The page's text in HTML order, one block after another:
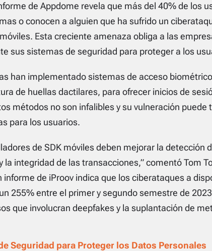
de Appdome revela que más del 40% de los
o conocen a alguien que ha sufrido un
Esta creciente amenaza obliga a las
sus sistemas de seguridad para proteger a los
han implementado sistemas de acceso
de huellas dactilares, para ofrecer inicios de
métodos no son infalibles y su vulneración puede
para los usuarios.
de SDK móviles deben mejorar la detección
la integridad de las transacciones,” comentó Tom
informe de iProov indica que los ciberataques a
255% entre el primer y segundo semestre de
que involucran deepfakes y la suplantación de
Seguridad para Proteger los Datos Personales